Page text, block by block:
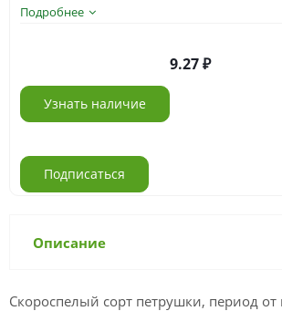
Подробнее
9.27
Узнать наличие
Подписаться
Описание
Скороспелый сорт петрушки, период